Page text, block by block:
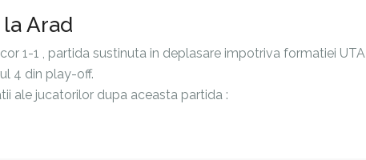
Arad
1-1 , partida sustinuta in deplasare impotriva formatiei UTA
4 din play-off.
ale jucatorilor dupa aceasta partida :